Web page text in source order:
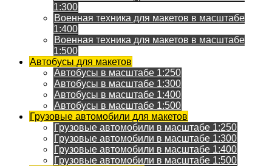
1:300
Военная техника для макетов в масштабе
1:400
Военная техника для макетов в масштабе
1:500
Автобусы для макетов
Автобусы в масштабе 1:250
Автобусы в масштабе 1:300
Автобусы в масштабе 1:400
Автобусы в масштабе 1:500
Грузовые автомобили для макетов
Грузовые автомобили в масштабе 1:250
Грузовые автомобили в масштабе 1:300
Грузовые автомобили в масштабе 1:400
Грузовые автомобили в масштабе 1:500